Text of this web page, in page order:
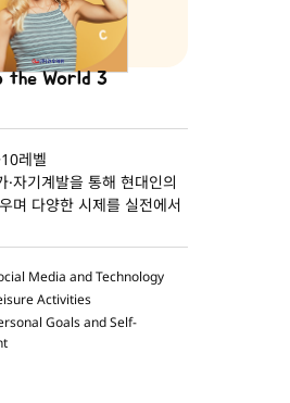
the World 3
레벨
·자기계발을 통해 현대인의
며 다양한 시제를 실전에서
Media and Technology
Activities
Goals and Self-